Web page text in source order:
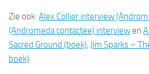
Zie ook: Alex Collier interview
(Andromeda contactee) interviewen
Sacred Ground (boek) Jim Sparks –
boek)